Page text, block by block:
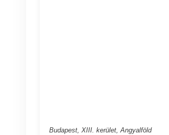
Budapest, XIII. kerület, Angyalföld